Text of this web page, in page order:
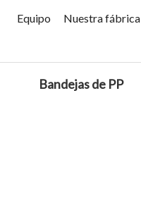
Equipo Nuestra fábrica
Bandejas de PP